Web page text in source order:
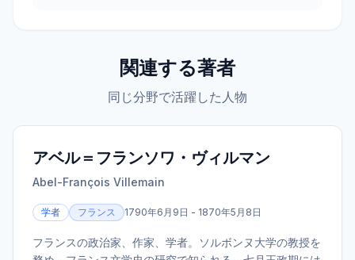
関連する著者
同じ分野で活躍した人物
アベル＝フランソワ・ヴィルマン
Abel-François Villemain
学者 フランス 1790年6月9日 - 1870年5月8日
フランスの政治家、作家、学者。ソルボンヌ大学の教授を